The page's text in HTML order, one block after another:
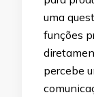
uma
funções
percebe